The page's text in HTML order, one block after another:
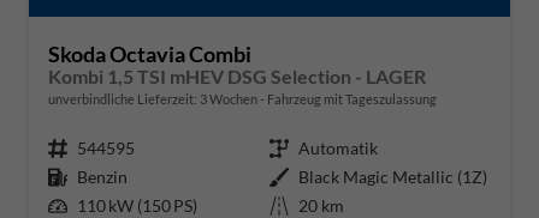
Skoda Octavia Combi
Kombi 1,5 TSI mHEV DSG Selection - LAGER
unverbindliche Lieferzeit: 3 Wochen Fahrzeug mit Tageszulassung
Fahrzeugnr. 544595 Getriebe Automatik
Kraftstoff Benzin Außenfarbe Black Magic Metallic (1Z)
Leistung 110 kW (150 PS) Kilometerstand 20 km